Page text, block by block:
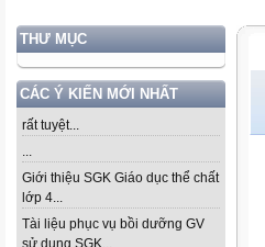
THƯ MỤC
CÁC Ý KIẾN MỚI NHẤT
rất tuyệt...
...
Giới thiệu SGK Giáo dục thể chất
lớp 4...
Tài liệu phục vụ bồi dưỡng GV
sử dụng SGK...